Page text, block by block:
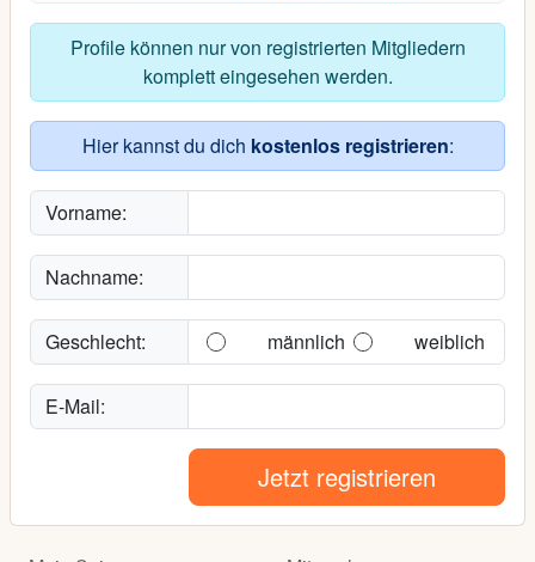
Profile können nur von registrierten Mitgliedern
komplett eingesehen werden.
Hier kannst du dich kostenlos registrieren:
Vorname:
Nachname:
Geschlecht: männlich weiblich
E-Mail:
Jetzt registrieren